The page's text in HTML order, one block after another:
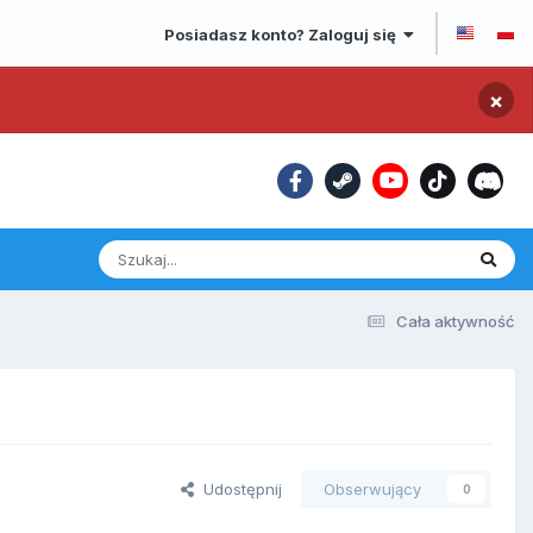
Posiadasz konto? Zaloguj się
×
Cała aktywność
Udostępnij Obserwujący 0